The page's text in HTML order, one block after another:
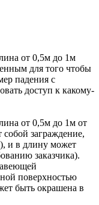
от 0,5м до 1м
для того чтобы
падения с
доступ к какому-
от 0,5м до 1м от
заграждение,
и в длину может
заказчика).
поверхностью
быть окрашена в